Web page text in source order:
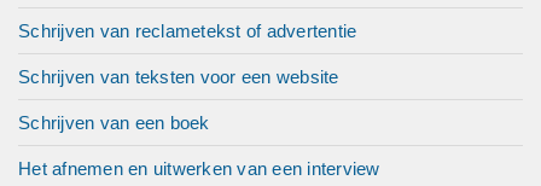
Schrijven van reclametekst of advertentie
Schrijven van teksten voor een website
Schrijven van een boek
Het afnemen en uitwerken van een interview